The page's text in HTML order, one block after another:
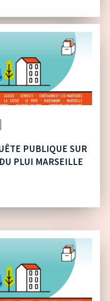
PUBLIQUE SUR
PLUI MARSEILLE